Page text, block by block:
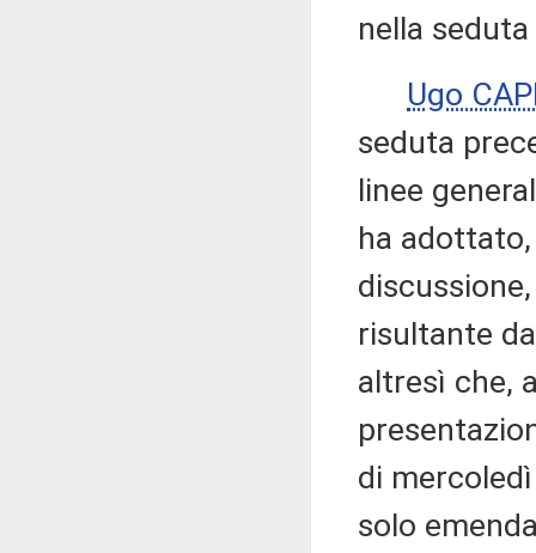
nella
Ugo
seduta
linee
ha
risultante
altresì che,
di
solo